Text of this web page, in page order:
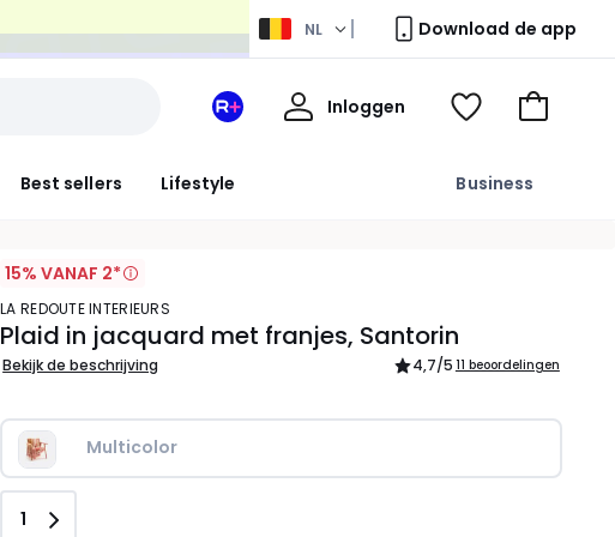
NL Download de app
Best sellers Lifestyle Business
Mijn
+
Inloggen
Mijn
Kijk
Naar
15% VANAF 2*
LA REDOUTE INTERIEURS
Plaid in jacquard met franjes, Santorin
Bekijk de beschrijving 4,7/5 11 beoordelingen
Multicolor
Aantal
1